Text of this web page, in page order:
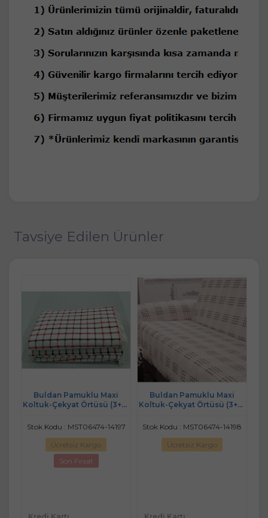
Tavsiye Edilen Ürünler
Buldan Pamuklu Maxi
Koltuk-Çekyat Örtüsü (3+3)
ÜÇLÜ ÖRTÜ
Stok Kodu : MST06474-14197
Ücretsiz Kargo
Son Fırsat
Buldan Pamuklu Maxi
Koltuk-Çekyat Örtüsü (3+3)
ÜÇLÜ ÖRTÜ
Stok Kodu : MST06474-14198
Ücretsiz Kargo